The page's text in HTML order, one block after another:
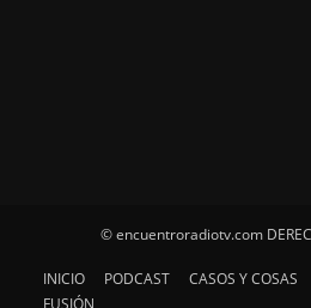
© encuentroradiotv.com
INICIO PODCAST CASOS Y COSAS
FUSIÓN